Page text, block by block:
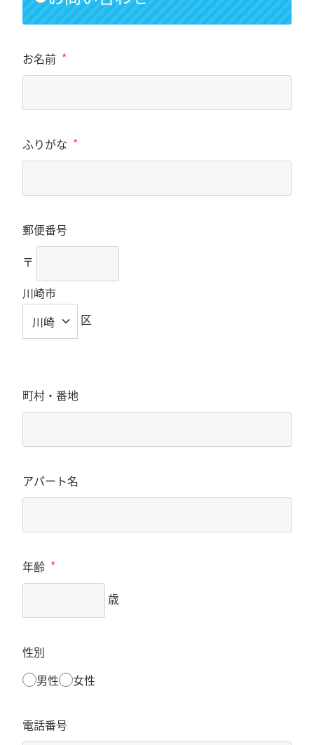
お名前 *
ふりがな *
郵便番号
〒
川崎市
区
町村・番地
アパート名
年齢 *
歳
性別
男性
女性
電話番号